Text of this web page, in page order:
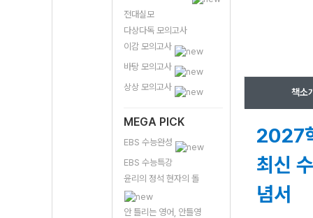
전대실모
다상다독 모의고사
이감 모의고사
바탕 모의고사
상상 모의고사
MEGA PICK
EBS 수능완성
EBS 수능특강
윤리의 정석 현자의 돌
안 틀리는 영어, 안틀영
책소
2027
최신
념서